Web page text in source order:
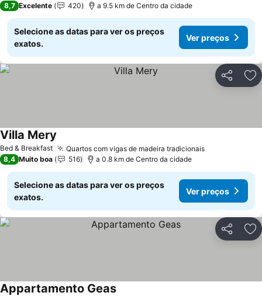
8,7 Excelente 420 a 9.5 km de Centro da cidade
Selecione as datas para ver os preços
exatos.
Ver preços
Partilhar
Bed & Breakfast Quartos com vigas de madeira tradicionais
Villa Mery
8,4 Muito boa 516 a 0.8 km de Centro da cidade
Selecione as datas para ver os preços
exatos.
Ver preços
Partilhar
Appartamento Geas